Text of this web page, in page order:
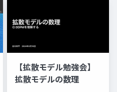
【拡散モデル勉強会】
拡散モデルの数理